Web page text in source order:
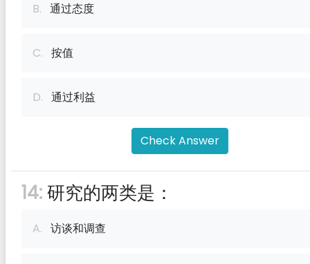
B. 通过态度
C. 按值
D. 通过利益
Check Answer
14:研究的两类是：
A. 访谈和调查